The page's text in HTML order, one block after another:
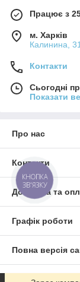
Працює з
м. Харків
Калинина,
Контакти
Сьогодні
Показати
Про нас
Контакти
Доставка та
Графік роботи
Повна версія
Сайт створено
КНОПКА
ЗВ'ЯЗКУ